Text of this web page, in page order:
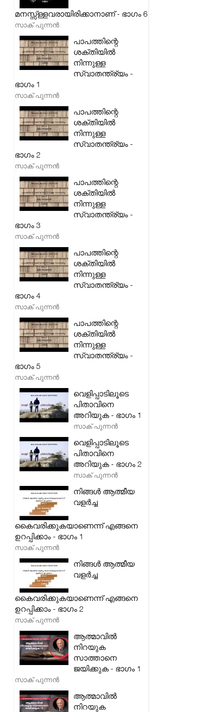
മനസ്സ്ള്ളവരായിരിക്കാനാണ് - ഭാഗം 6
സാക് പുന്നൻ
പാപത്തിന്റെ
ശക്തിയിൽ
നിന്നുള്ള
സ്വാതന്ത്ര്യം -
ഭാഗം 1
സാക് പുന്നൻ
പാപത്തിന്റെ
ശക്തിയിൽ
നിന്നുള്ള
സ്വാതന്ത്ര്യം -
ഭാഗം 2
സാക് പുന്നൻ
പാപത്തിന്റെ
ശക്തിയിൽ
നിന്നുള്ള
സ്വാതന്ത്ര്യം -
ഭാഗം 3
സാക് പുന്നൻ
പാപത്തിന്റെ
ശക്തിയിൽ
നിന്നുള്ള
സ്വാതന്ത്ര്യം -
ഭാഗം 4
സാക് പുന്നൻ
പാപത്തിന്റെ
ശക്തിയിൽ
നിന്നുള്ള
സ്വാതന്ത്ര്യം -
ഭാഗം 5
സാക് പുന്നൻ
വെളിപ്പാടിലൂടെ
പിതാവിനെ
അറിയുക - ഭാഗം 1
സാക് പുന്നൻ
വെളിപ്പാടിലൂടെ
പിതാവിനെ
അറിയുക - ഭാഗം 2
സാക് പുന്നൻ
നിങ്ങൾ ആത്മീയ
വളർച്ച
കൈവരിക്കുകയാണെന്ന് എങ്ങനെ
ഉറപ്പിക്കാം - ഭാഗം 1
സാക് പുന്നൻ
നിങ്ങൾ ആത്മീയ
വളർച്ച
കൈവരിക്കുകയാണെന്ന് എങ്ങനെ
ഉറപ്പിക്കാം - ഭാഗം 2
സാക് പുന്നൻ
ആത്മാവിൽ
നിറയുക
സാത്താനെ
ജയിക്കുക - ഭാഗം 1
സാക് പുന്നൻ
ആത്മാവിൽ
നിറയുക